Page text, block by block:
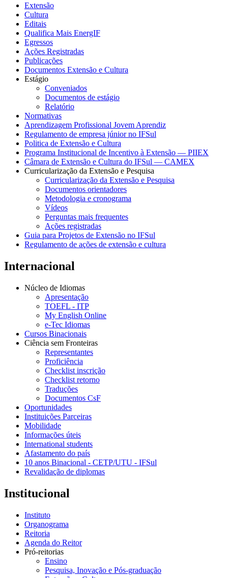
Extensão
Cultura
Editais
Qualifica Mais EnergIF
Egressos
Ações Registradas
Publicações
Documentos Extensão e Cultura
Estágio
Conveniados
Documentos de estágio
Relatório
Normativas
Aprendizagem Profissional Jovem Aprendiz
Regulamento de empresa júnior no IFSul
Politica de Extensão e Cultura
Programa Institucional de Incentivo à Extensão — PIIEX
Câmara de Extensão e Cultura do IFSul — CAMEX
Curricularização da Extensão e Pesquisa
Curricularização da Extensão e Pesquisa
Documentos orientadores
Metodologia e cronograma
Vídeos
Perguntas mais frequentes
Ações registradas
Guia para Projetos de Extensão no IFSul
Regulamento de ações de extensão e cultura
Internacional
Núcleo de Idiomas
Apresentação
TOEFL - ITP
My English Online
e-Tec Idiomas
Cursos Binacionais
Ciência sem Fronteiras
Representantes
Proficiência
Checklist inscrição
Checklist retorno
Traduções
Documentos CsF
Oportunidades
Instituições Parceiras
Mobilidade
Informações úteis
International students
Afastamento do país
10 anos Binacional - CETP/UTU - IFSul
Revalidação de diplomas
Institucional
Instituto
Organograma
Reitoria
Agenda do Reitor
Pró-reitorias
Ensino
Pesquisa, Inovação e Pós-graduação